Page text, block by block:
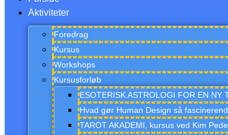
Aktiviteter
Foredrag
Kursus
Workshops
Kursusforløb
ESOTERISK ASTROLOGI FOR EN NY
Hvad gør Human Design så
TAROT AKADEMI, kursus ved Kim